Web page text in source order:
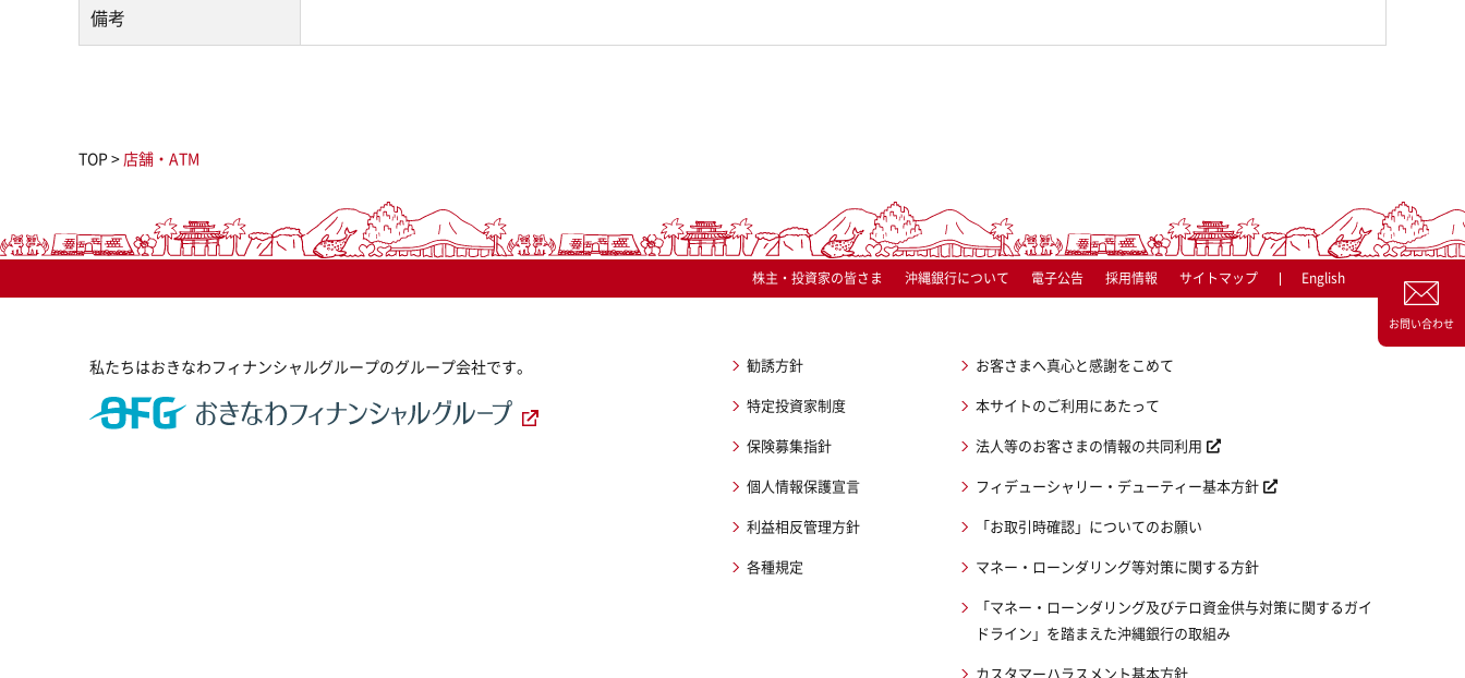
備考
TOP > 店舗・ATM
株主・投資家の皆さま 沖縄銀行について 電子公告 採用情報 サイトマップ English
お問い合わせ
私たちはおきなわフィナンシャルグループのグループ会社です。
勧誘方針
特定投資家制度
保険募集指針
個人情報保護宣言
利益相反管理方針
各種規定
お客さまへ真心と感謝をこめて
本サイトのご利用にあたって
法人等のお客さまの情報の共同利用
フィデューシャリー・デューティー基本方針
「お取引時確認」についてのお願い
マネー・ローンダリング等対策に関する方針
「マネー・ローンダリング及びテロ資金供与対策に関するガイ
ドライン」を踏まえた沖縄銀行の取組み
カスタマーハラスメント基本方針